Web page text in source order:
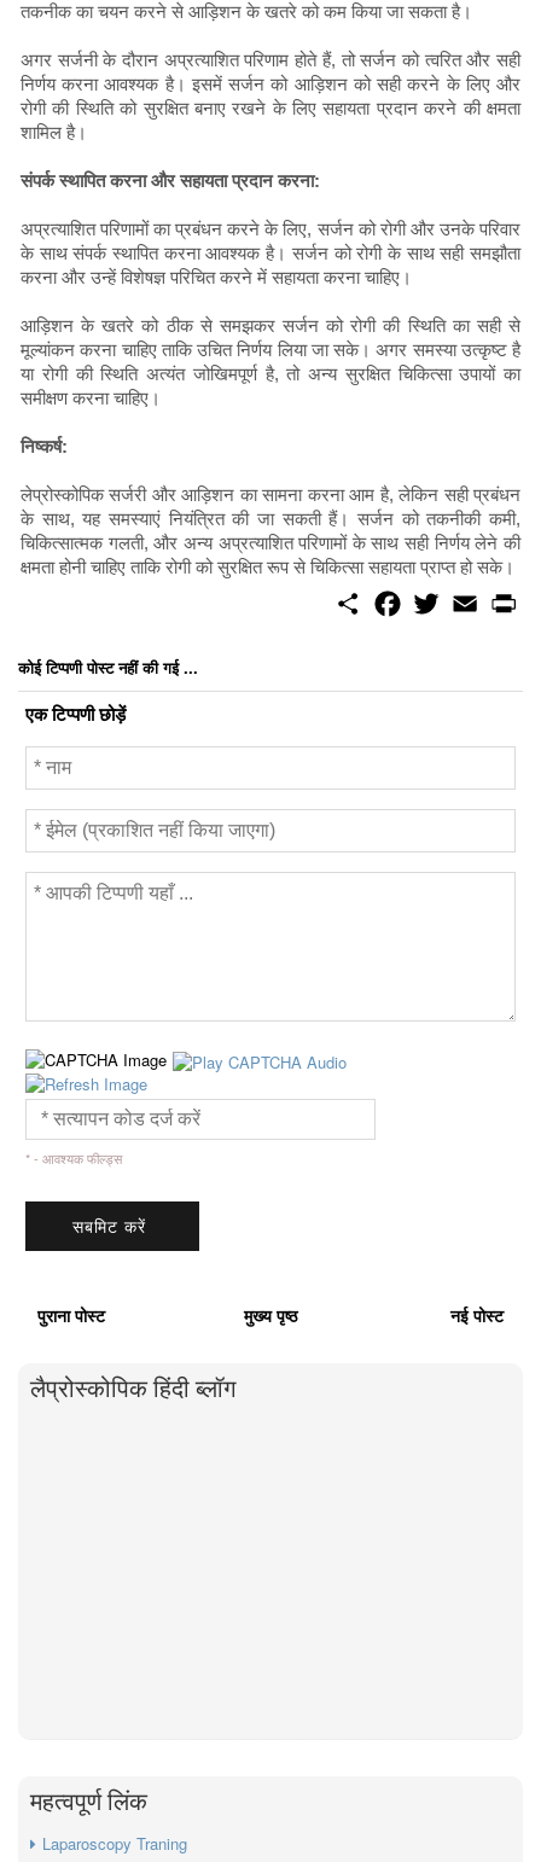
तकनीक का चयन करने से आड़िशन के खतरे को कम किया जा सकता है।
अगर सर्जनी के दौरान अप्रत्याशित परिणाम होते हैं, तो सर्जन को त्वरित और सही
निर्णय करना आवश्यक है। इसमें सर्जन को आड़िशन को सही करने के लिए और
रोगी की स्थिति को सुरक्षित बनाए रखने के लिए सहायता प्रदान करने की क्षमता
शामिल है।
संपर्क स्थापित करना और सहायता प्रदान करना:
अप्रत्याशित परिणामों का प्रबंधन करने के लिए, सर्जन को रोगी और उनके परिवार
के साथ संपर्क स्थापित करना आवश्यक है। सर्जन को रोगी के साथ सही समझौता
करना और उन्हें विशेषज्ञ परिचित करने में सहायता करना चाहिए।
आड़िशन के खतरे को ठीक से समझकर सर्जन को रोगी की स्थिति का सही से
मूल्यांकन करना चाहिए ताकि उचित निर्णय लिया जा सके। अगर समस्या उत्कृष्ट है
या रोगी की स्थिति अत्यंत जोखिमपूर्ण है, तो अन्य सुरक्षित चिकित्सा उपायों का
समीक्षण करना चाहिए।
निष्कर्ष:
लेप्रोस्कोपिक सर्जरी और आड़िशन का सामना करना आम है, लेकिन सही प्रबंधन
के साथ, यह समस्याएं नियंत्रित की जा सकती हैं। सर्जन को तकनीकी कमी,
चिकित्सात्मक गलती, और अन्य अप्रत्याशित परिणामों के साथ सही निर्णय लेने की
क्षमता होनी चाहिए ताकि रोगी को सुरक्षित रूप से चिकित्सा सहायता प्राप्त हो सके।
S
o
w
e
E
m
कोई टिप्पणी पोस्ट नहीं की गई ...
एक टिप्पणी छोड़ें
* - आवश्यक फील्ड्स
पुराना पोस्ट मुख्य पृष्ठ नई पोस्ट
लैप्रोस्कोपिक हिंदी ब्लॉग
महत्वपूर्ण लिंक
Laparoscopy Traning